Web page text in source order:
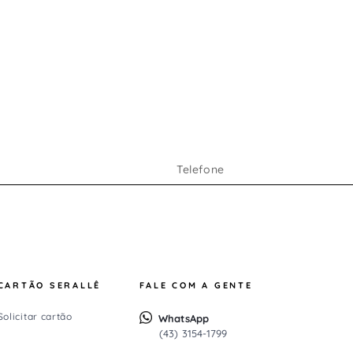
SERALLÊ
cartão
FALE COM A GENTE
WhatsApp
(43) 3154-1799